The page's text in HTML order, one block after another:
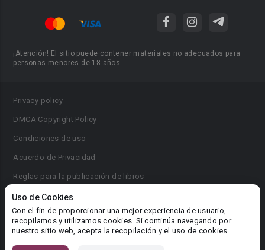
Uso de Cookies
Con el fin de proporcionar una mejor experiencia de usuario,
recopilamos y utilizamos cookies. Si continúa navegando por
nuestro sitio web, acepta la recopilación y el uso de cookies.
¡Atención! El sitio puede contener materiales no adecuados para
personas menores de 18 años.
Privacy policy
DMCA Copyright Policy
Condiciones de uso
Acuerdo de Privacidad
Reglas para la publicación de libros
Área RR.PP.: pr@booknet.com
© 2026 Booknet. Todos los derechos reservados.